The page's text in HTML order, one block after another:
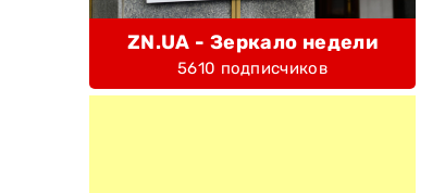
ZN.UA - Зеркало недели
5610 подписчиков